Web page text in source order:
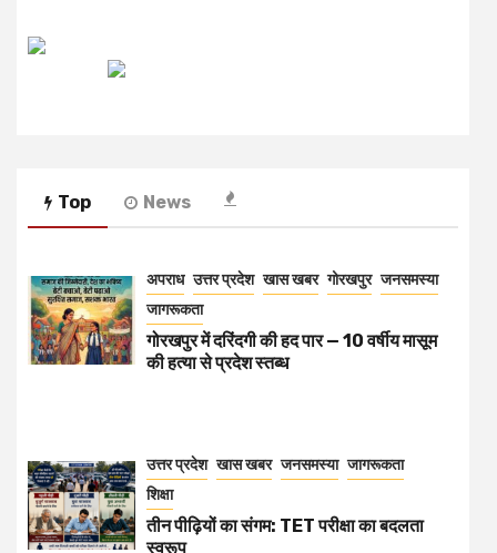
Top News
अपराध उत्तर प्रदेश खास खबर गोरखपुर जनसमस्या
जागरूकता
गोरखपुर में दरिंदगी की हद पार — 10 वर्षीय मासूम
की हत्या से प्रदेश स्तब्ध
उत्तर प्रदेश खास खबर जनसमस्या जागरूकता
शिक्षा
तीन पीढ़ियों का संगम: TET परीक्षा का बदलता
स्वरूप